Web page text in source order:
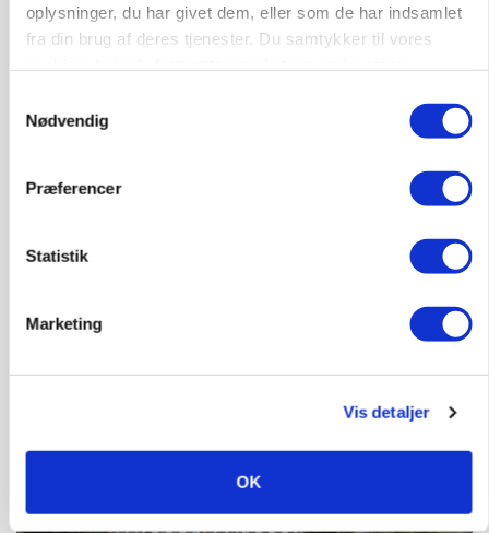
oplysninger, du har givet dem, eller som de har indsamlet
fra din brug af deres tjenester. Du samtykker til vores
Nødvendig
Præferencer
Statistik
Marketing
Vis detaljer
OK
ARRANGEMENT
Grisenoteringen står stille